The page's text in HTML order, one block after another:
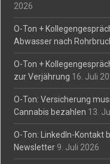
2026
O-Ton +
Abwasser nach
O-Ton +
zur Verjährung 16. Juli
O-Ton: Versicherung
Cannabis bezahlen 13.
O-Ton: LinkedIn-Kontakt
Newsletter 9. Juli 2026